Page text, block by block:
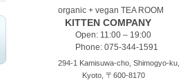
organic + vegan TEA ROOM
KITTEN COMPANY
Open: 11:00 – 19:00
Phone: 075-344-1591
294-1 Kamisuwa-cho, Shimogyo-ku,
Kyoto, 〒600-8170